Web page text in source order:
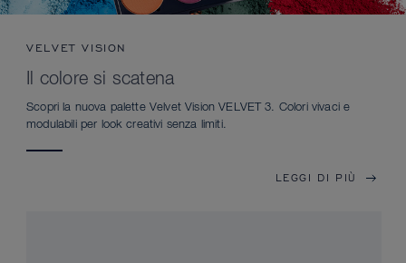
VELVET VISION
Il colore si scatena
Scopri la nuova palette Velvet Vision VELVET 3. Colori vivaci e
modulabili per look creativi senza limiti.
LEGGI DI PIÙ